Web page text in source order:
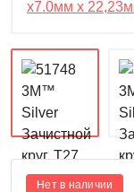
Нет в наличии